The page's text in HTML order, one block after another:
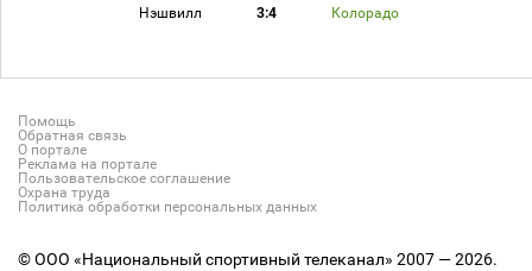
Нэшвилл 3:4 Колорадо
Помощь
Обратная связь
О портале
Реклама на портале
Пользовательское соглашение
Охрана труда
Политика обработки персональных данных
© ООО «Национальный спортивный телеканал» 2007 — 2026.